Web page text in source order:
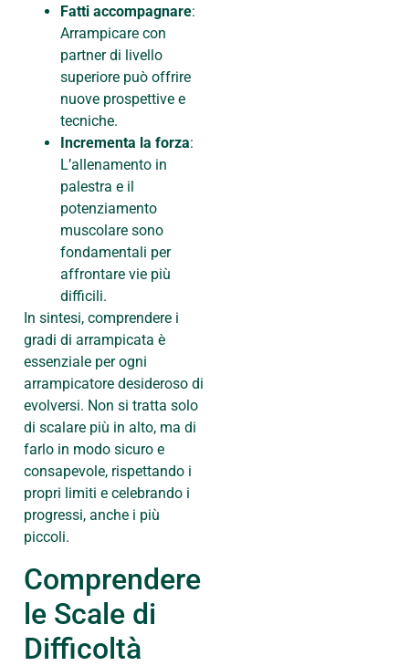
Fatti accompagnare:
Arrampicare con
partner di livello
superiore può offrire
nuove prospettive e
tecniche.
Incrementa la forza:
L’allenamento in
palestra e il
potenziamento
muscolare sono
fondamentali per
affrontare vie più
difficili.
In sintesi, comprendere i
gradi di arrampicata è
essenziale per ogni
arrampicatore desideroso di
evolversi. Non si tratta solo
di scalare più in alto, ma di
farlo in modo sicuro e
consapevole, rispettando i
propri limiti e celebrando i
progressi, anche i più
piccoli.
Comprendere
le Scale di
Difficoltà